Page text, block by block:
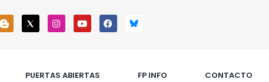
PUERTAS ABIERTAS FP INFO CONTACTO